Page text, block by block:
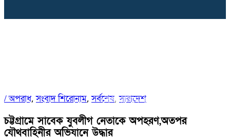
শিরোনাম
সেন্টমার্টিনে ২০ হাজার বৃক্ষরোপণ
/অপরাধ,সংবাদ শিরোনাম,সর্বশেষ,সারাদেশ
চট্টগ্রামে সাবেক যুবলীগ নেতাকে অপহরণ,অতপর
যৌথবাহিনীর অভিযানে উদ্ধার